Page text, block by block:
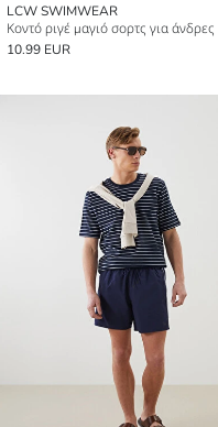
LCW SWIMWEAR
Κοντό ριγέ μαγιό σορτς για άνδρες
10.99 EUR